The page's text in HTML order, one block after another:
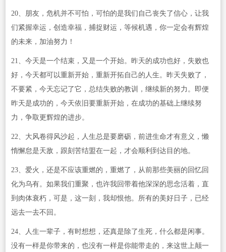
20、朋友，危机并不可怕，可怕的是我们自己丧失了信心，让我
们紧握幸运，创造幸福，捕捉财运，等候机遇，你一定会有辉煌
的未来，加油努力！
21、今天是一个结束，又是一个开始。昨天的成功也好，失败也
好，今天都可以重新开始，重新开拓自己的人生。昨天失败了，
不要紧，今天忘记了它，总结失败的教训，继续新的努力。即便
昨天是成功的，今天依旧要重新开始，在成功的基础上继续努
力，争取更辉煌的进步。
22、大风卷得风沙起，人生总是要磨砺，前进生命才有意义，懒
惰懈怠是天敌，跟刻苦结盟在一起，才会顺利到达目的地。
23、爱火，还是不应该重燃的，重燃了，从前那些美丽的回忆回
化为乌有。如果我们重聚，也许我回带着他深深的思念活着，直
到肉体衰朽，可是，这一刻，我却恨他。所有的美好日子，已经
远去一去不回。
24、人生一辈子，有时想想，还真是除了生死，什么都是闲事。
没有一样是你带来的，也没有一样是你能带走的，来这世上颠一